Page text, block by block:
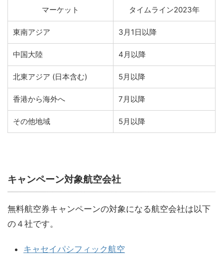
マーケット タイムライン2023年
東南アジア 3月1日以降
中国大陸 4月以降
北東アジア (日本含む) 5月以降
香港から海外へ 7月以降
その他地域 5月以降
キャンペーン対象航空会社
無料航空券キャンペーンの対象になる航空会社は以下
の４社です。
キャセイパシフィック航空